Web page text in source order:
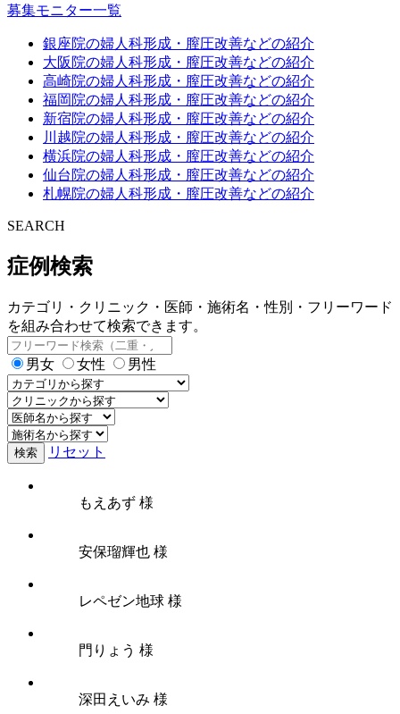
募集モニター一覧
銀座院の婦人科形成・膣圧改善などの紹介
大阪院の婦人科形成・膣圧改善などの紹介
高崎院の婦人科形成・膣圧改善などの紹介
福岡院の婦人科形成・膣圧改善などの紹介
新宿院の婦人科形成・膣圧改善などの紹介
川越院の婦人科形成・膣圧改善などの紹介
横浜院の婦人科形成・膣圧改善などの紹介
仙台院の婦人科形成・膣圧改善などの紹介
札幌院の婦人科形成・膣圧改善などの紹介
SEARCH
症例検索
カテゴリ・クリニック・医師・施術名・性別・フリーワード
を組み合わせて検索できます。
男女 女性 男性
検索 リセット
もえあず 様
安保瑠輝也 様
レペゼン地球 様
門りょう 様
深田えいみ 様